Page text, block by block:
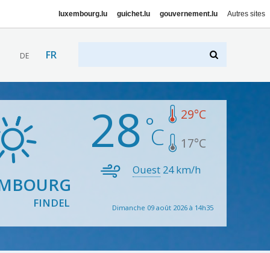
luxembourg.lu guichet.lu gouvernement.lu Autres sites
DE FR
FINDEL
28 29°C
17°C
Ouest 24km/h
Dimanche 09 août 2026 à 14h35